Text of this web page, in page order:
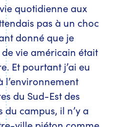
quotidienne aux
pas à un choc
donné que je
vie américain était
Et pourtant j’ai eu
l’environnement
du Sud-Est des
du campus, il n’y a